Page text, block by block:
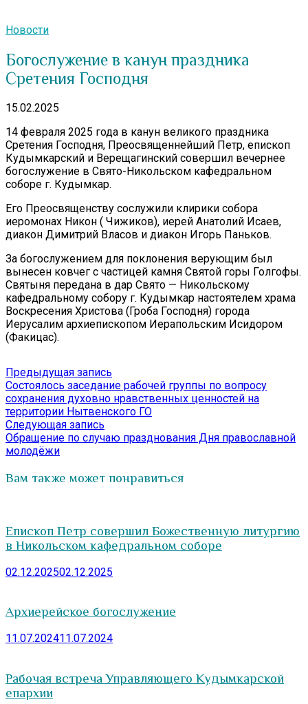
Новости
Богослужение в канун праздника
Сретения Господня
15.02.2025
14 февраля 2025 года в канун великого праздника
Сретения Господня, Преосвященнейший Петр, епископ
Кудымкарский и Верещагинский совершил вечернее
богослужение в Свято-Никольском кафедральном
соборе г. Кудымкар.
Его Преосвященству сослужили клирики собора
иеромонах Никон ( Чижиков), иерей Анатолий Исаев,
диакон Димитрий Власов и диакон Игорь Паньков.
За богослужением для поклонения верующим был
вынесен ковчег с частицей камня Святой горы Голгофы.
Святыня передана в дар Свято — Никольскому
кафедральному собору г. Кудымкар настоятелем храма
Воскресения Христова (Гроба Господня) города
Иерусалим архиепископом Иерапольским Исидором
(Факицас).
Навигация
по
записям
Предыдущая запись
запись:
Состоялось заседание рабочей группы по вопросу
сохранения духовно нравственных ценностей на
территории Нытвенского ГО
Следующая запись
запись:
Обращение по случаю празднования Дня православной
молодёжи
Вам также может понравиться
Епископ Петр совершил Божественную литургию
в Никольском кафедральном соборе
02.12.202502.12.2025
Архиерейское богослужение
11.07.202411.07.2024
Рабочая встреча Управляющего Кудымкарской
епархии